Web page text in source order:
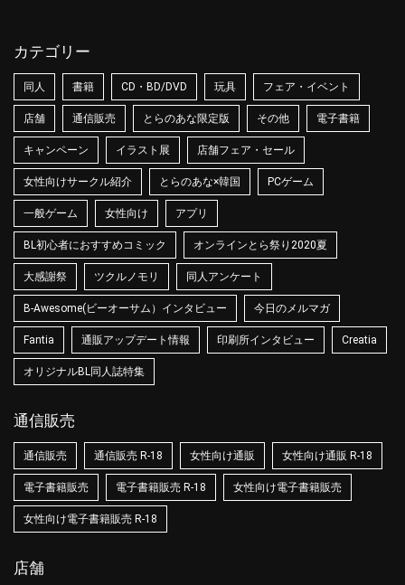
カテゴリー
同人 書籍 CD・BD/DVD 玩具 フェア・イベント
店舗 通信販売 とらのあな限定版 その他 電子書籍
キャンペーン イラスト展 店舗フェア・セール
女性向けサークル紹介 とらのあな×韓国 PCゲーム
一般ゲーム 女性向け アプリ
BL初心者におすすめコミック オンラインとら祭り2020夏
大感謝祭 ツクルノモリ 同人アンケート
B-Awesome(ビーオーサム）インタビュー 今日のメルマガ
Fantia 通販アップデート情報 印刷所インタビュー Creatia
オリジナルBL同人誌特集
通信販売
通信販売 通信販売 R-18 女性向け通販 女性向け通販 R-18
電子書籍販売 電子書籍販売 R-18 女性向け電子書籍販売
女性向け電子書籍販売 R-18
店舗